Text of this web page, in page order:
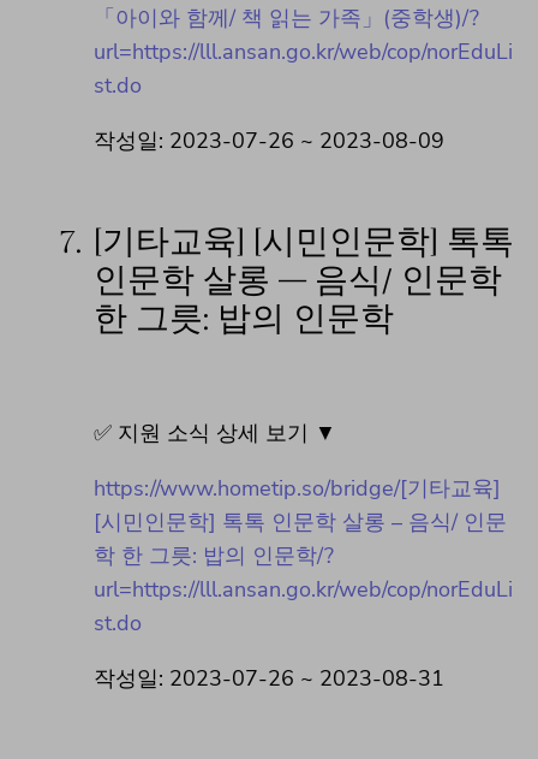
「아이와 함께/ 책 읽는 가족」(중학생)/?
url=https://lll.ansan.go.kr/web/cop/norEduLi
st.do
작성일: 2023-07-26 ~ 2023-08-09
7.
[기타교육] [시민인문학] 톡톡
인문학 살롱 – 음식/ 인문학
한 그릇: 밥의 인문학
✅ 지원 소식 상세 보기 ▼
https://www.hometip.so/bridge/[기타교육]
[시민인문학] 톡톡 인문학 살롱 – 음식/ 인문
학 한 그릇: 밥의 인문학/?
url=https://lll.ansan.go.kr/web/cop/norEduLi
st.do
작성일: 2023-07-26 ~ 2023-08-31